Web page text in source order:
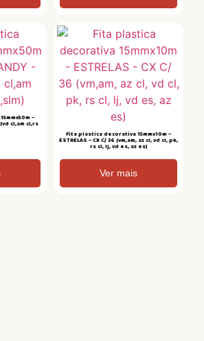
–
(vd cl,am cl,rs
Fita plastica decorativa 15mmx10m –
ESTRELAS – CX C/ 36 (vm,am, az cl, vd cl, pk,
rs cl, lj, vd es, az es)
Ver mais